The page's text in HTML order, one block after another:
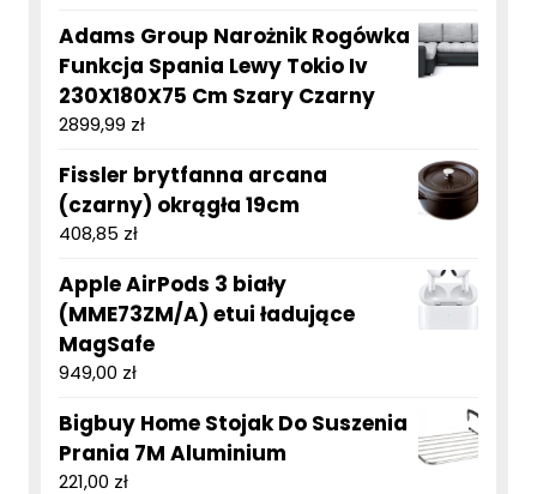
Adams Group Narożnik Rogówka
Funkcja Spania Lewy Tokio Iv
230X180X75 Cm Szary Czarny
2899,99 zł
Fissler brytfanna arcana
(czarny) okrągła 19cm
408,85 zł
Apple AirPods 3 biały
(MME73ZM/A) etui ładujące
MagSafe
949,00 zł
Bigbuy Home Stojak Do Suszenia
Prania 7M Aluminium
221,00 zł